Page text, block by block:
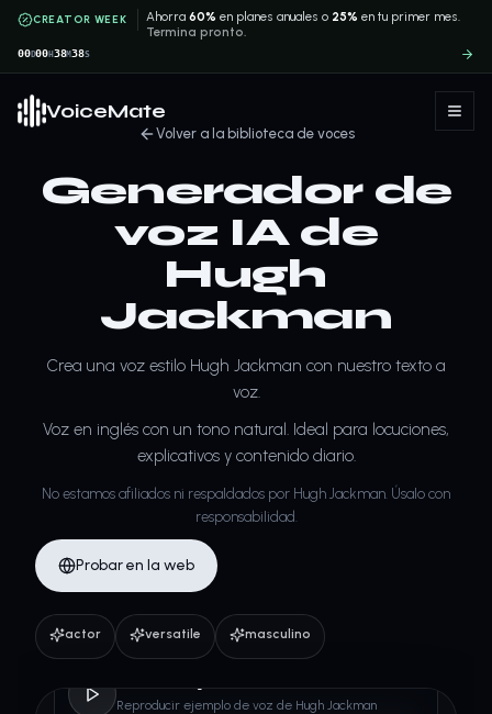
CREATOR WEEK Ahorra60% en planes anuales o 25% en tu primer mes.
Termina pronto.
00D00H 38M38S
VoiceMate
Volver a la biblioteca de voces
Generador de
voz IA de
Hugh
Jackman
Crea una voz estilo Hugh Jackman con nuestro texto a
voz.
Voz en inglés con un tono natural. Ideal para locuciones,
explicativos y contenido diario.
No estamos afiliados ni respaldados por Hugh Jackman. Úsalo con
responsabilidad.
Probar en la web
actor versatile masculino
Reproducir ejemplo de voz de Hugh Jackman